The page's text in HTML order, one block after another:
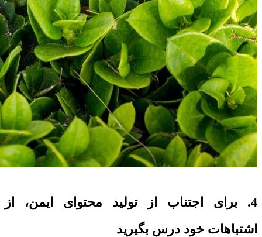
4. برای اجتناب از تولید محتوای ایمن، از
اشتباهات خود درس بگیرید